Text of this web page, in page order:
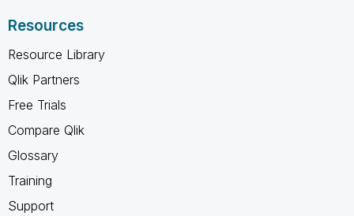
Resources
Resource Library
Qlik Partners
Free Trials
Compare Qlik
Glossary
Training
Support